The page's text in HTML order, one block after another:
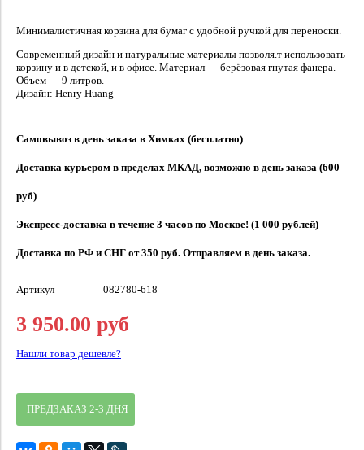
Минималистичная корзина для бумаг с удобной ручкой для переноски.
Современный дизайн и натуральные материалы позволя.т использовать
корзину и в детской, и в офисе. Материал — берёзовая гнутая фанера.
Объем — 9 литров.
Дизайн: Henry Huang
Самовывоз в день заказа в Химках (бесплатно)
Доставка курьером в пределах МКАД, возможно в день заказа (600
руб)
Экспресс-доставка в течение 3 часов по Москве! (1 000 рублей)
Доставка по РФ и СНГ от 350 руб. Отправляем в день заказа.
Артикул 082780-618
3 950.00 руб
Нашли товар дешевле?
ПРЕДЗАКАЗ 2-3 ДНЯ